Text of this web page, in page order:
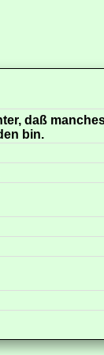
daß
bin.